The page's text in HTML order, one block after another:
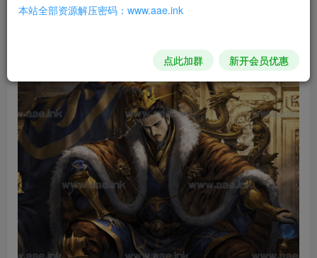
本站全部资源解压密码：www.aae.ink
点此加群 新开会员优惠